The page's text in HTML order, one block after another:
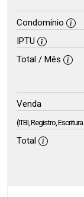
Condomínio
IPTU
Total / Mês
Venda
(ITBI, Registro,
Total